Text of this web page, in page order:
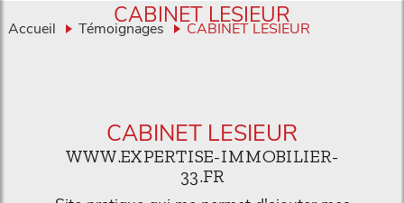
Accueil Témoignages CABINET LESIEUR
CABINET LESIEUR
CABINET LESIEUR
WWW.EXPERTISE-IMMOBILIER-
33.FR